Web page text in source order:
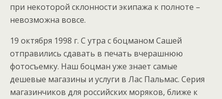
при некоторой склонности экипажа к полноте –
невозможна вовсе.
19 октября 1998 г. С утра с боцманом Сашей
отправились сдавать в печать вчерашнюю
фотосъемку. Наш боцман уже знает самые
дешевые магазины и услуги в Лас Пальмас. Серия
магазинчиков для российских моряков, ближе к